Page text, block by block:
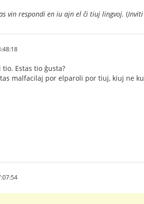
vin respondi en iu ajn el ĉi tiuj lingvoj. (Inviti
Estas tio ĝusta?
malfacilaj por elparoli por tiuj, kiuj ne